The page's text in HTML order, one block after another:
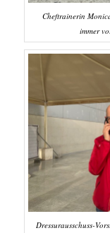
Cheftrainerin
immer
Dressurausschuss-